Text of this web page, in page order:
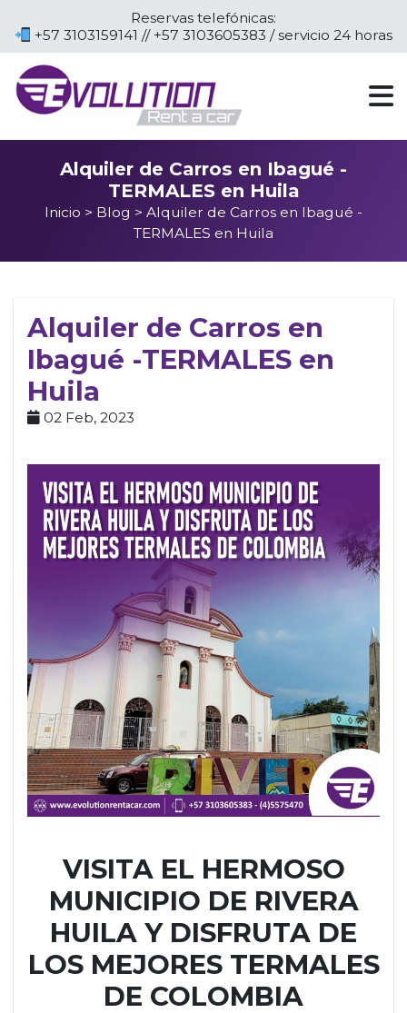
Reservas telefónicas:
+57 3103159141 // +57 3103605383 / servicio 24 horas
Alquiler de Carros en Ibagué -
TERMALES en Huila
Inicio > Blog > Alquiler de Carros en Ibagué -
TERMALES en Huila
Alquiler de Carros en
Ibagué -TERMALES en
Huila
02 Feb, 2023
VISITA EL HERMOSO
MUNICIPIO DE RIVERA
HUILA Y DISFRUTA DE
LOS MEJORES TERMALES
DE COLOMBIA